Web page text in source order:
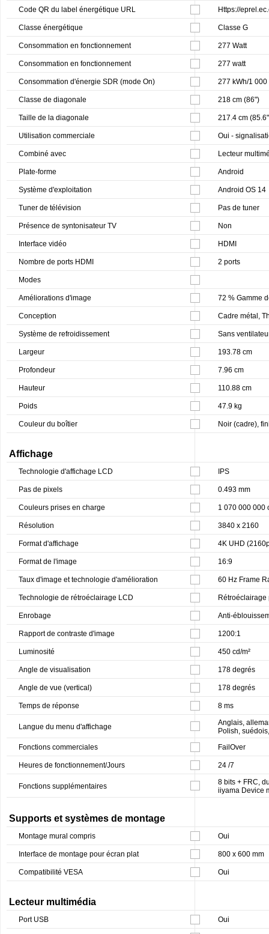
Code QR du label énergétique URL Https://
Classe énergétique Classe G
Consommation en fonctionnement 277 Watt
Consommation en fonctionnement 277 watt
Consommation d'énergie SDR (mode On) 277 kWh/1 000
Classe de diagonale 218 cm (86")
Taille de la diagonale 217.4 cm
Utilisation commerciale Oui -
Combiné avec Lecteur
Plate-forme Android
Système d'exploitation Android OS 14
Tuner de télévision Pas de tuner
Présence de syntonisateur TV Non
Interface vidéo HDMI
Nombre de ports HDMI 2 ports
Modes
Améliorations d'image 72 % Gamme
Conception Cadre métal,
Système de refroidissement Sans
Largeur 193.78 cm
Profondeur 7.96 cm
Hauteur 110.88 cm
Poids 47.9 kg
Couleur du boîtier Noir (cadre),
Affichage
Technologie d'affichage LCD IPS
Pas de pixels 0.493 mm
Couleurs prises en charge 1 070 000 000
Résolution 3840 x 2160
Format d'affichage 4K UHD
Format de l'image 16:9
Taux d'image et technologie d'amélioration 60 Hz Frame
Technologie de rétroéclairage LCD Rétroéclairage
Enrobage Anti-
Rapport de contraste d'image 1200:1
Luminosité 450 cd/m²
Angle de visualisation 178 degrés
Angle de vue (vertical) 178 degrés
Temps de réponse 8 ms
Langue du menu d'affichage
Anglais,
Polish,
Fonctions commerciales
FailOver
Heures de fonctionnement/Jours 24 /7
Fonctions supplémentaires
8 bits + FRC,
iiyama Device
Supports et systèmes de montage
Montage mural compris Oui
Interface de montage pour écran plat 800 x 600 mm
Compatibilité VESA Oui
Lecteur multimédia
Port USB Oui